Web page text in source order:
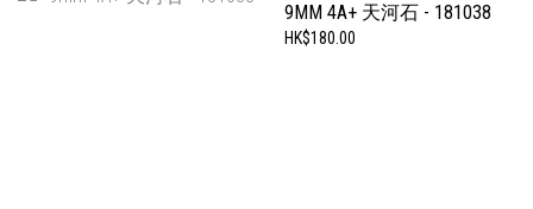
9MM 4A+ 天河石 - 181038
HK$180.00